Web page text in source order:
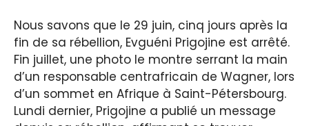
Nous savons que le 29 juin, cinq jours après la
fin de sa rébellion, Evguéni Prigojine est arrêté.
Fin juillet, une photo le montre serrant la main
d’un responsable centrafricain de Wagner, lors
d’un sommet en Afrique à Saint-Pétersbourg.
Lundi dernier, Prigojine a publié un message